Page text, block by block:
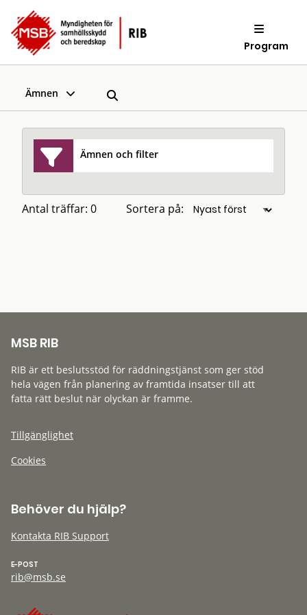
Program
Ämnen
Ämnen och filter
Antal träffar: 0 Sortera på:
MSB RIB
RIB är ett beslutsstöd för räddningstjänst som ger stöd
hela vägen från planering av framtida insatser till att
fatta rätt beslut när olyckan är framme.
Tillgänglighet
Cookies
Behöver du hjälp?
Kontakta RIB Support
E-POST
rib@msb.se